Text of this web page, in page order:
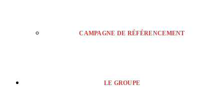
CAMPAGNE DE RÉFÉRENCEMENT
LE GROUPE